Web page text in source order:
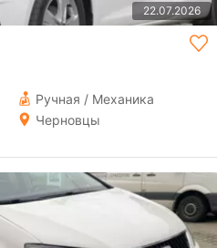
22.07.2026
Ручная / Механика
Черновцы